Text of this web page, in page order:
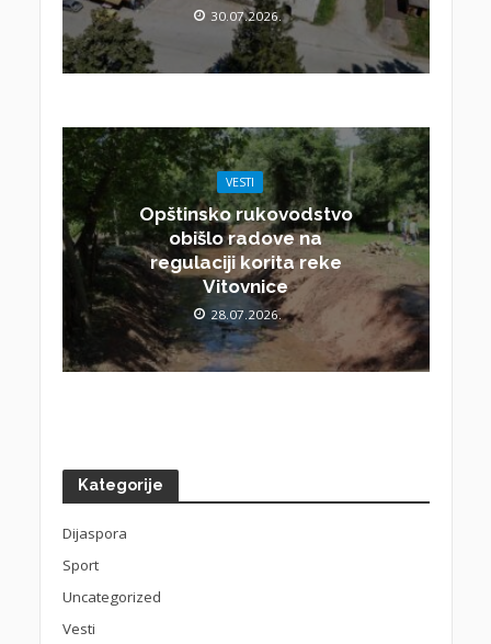
30.07.2026.
VESTI
Opštinsko rukovodstvo
obišlo radove na
regulaciji korita reke
Vitovnice
28.07.2026.
Kategorije
Dijaspora
Sport
Uncategorized
Vesti